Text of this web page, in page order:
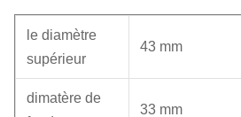
le diamètre
supérieur
43 mm
dimatère de
33 mm